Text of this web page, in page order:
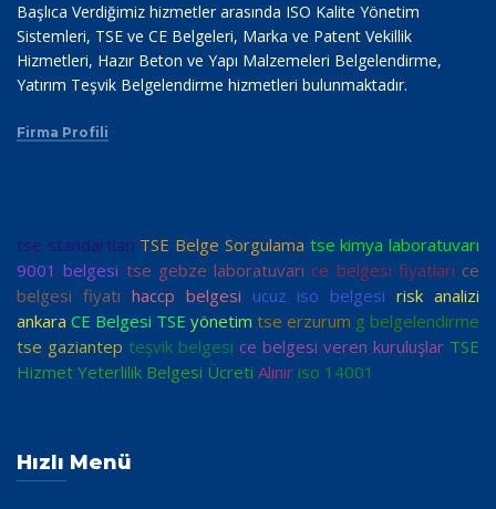
Başlıca Verdiğimiz hizmetler arasında ISO Kalite Yönetim
Sistemleri, TSE ve CE Belgeleri, Marka ve Patent Vekillik
Hizmetleri, Hazır Beton ve Yapı Malzemeleri Belgelendirme,
Yatırım Teşvik Belgelendirme hizmetleri bulunmaktadır.
Firma Profili
tse standartları TSE Belge Sorgulama tse kimya laboratuvarı
9001 belgesi tse gebze laboratuvarı ce belgesi fiyatları ce
belgesi fiyatı haccp belgesi ucuz iso belgesi risk analizi
ankara CE Belgesi TSE yönetim tse erzurum g belgelendirme
tse gaziantep teşvik belgesi ce belgesi veren kuruluşlar TSE
Hizmet Yeterlilik Belgesi Ücreti Alınır iso 14001
Hızlı Menü